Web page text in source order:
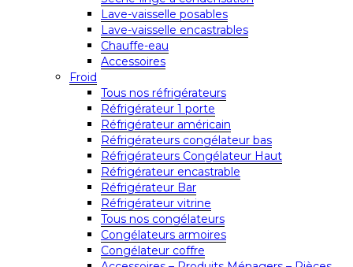
Lave-vaisselle posables
Lave-vaisselle encastrables
Chauffe-eau
Accessoires
Froid
Tous nos réfrigérateurs
Réfrigérateur 1 porte
Réfrigérateur américain
Réfrigérateurs congélateur bas
Réfrigérateurs Congélateur Haut
Réfrigérateur encastrable
Réfrigérateur Bar
Réfrigérateur vitrine
Tous nos congélateurs
Congélateurs armoires
Congélateur coffre